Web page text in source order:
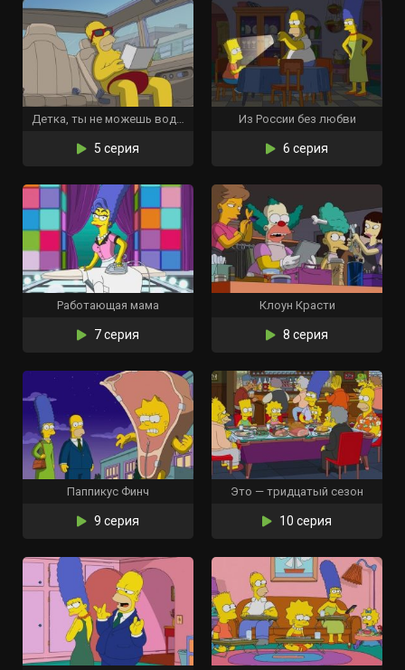
Детка, ты не можешь водить мою машину
5 серия
Из России без любви
6 серия
Работающая мама
7 серия
Клоун Красти
8 серия
Паппикус Финч
9 серия
Это — тридцатый сезон
10 серия